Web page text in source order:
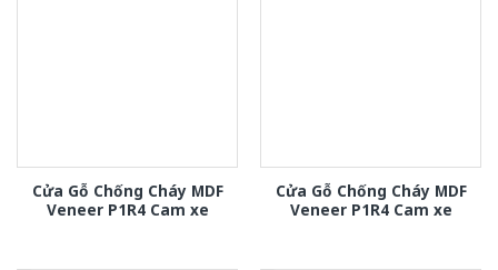
Cửa Gỗ Chống Cháy MDF
Veneer P1R4 Cam xe
Cửa Gỗ Chống Cháy MDF
Veneer P1R4 Cam xe